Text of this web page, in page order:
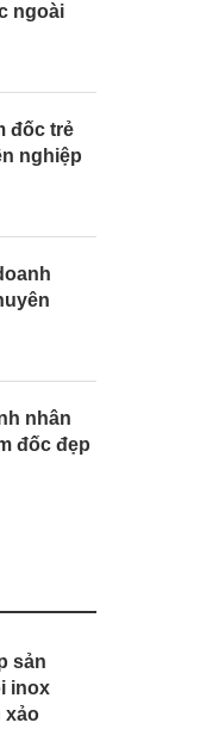
ngoài
đốc trẻ
nghiệp
nhân
đốc đẹp
sản
inox
xảo